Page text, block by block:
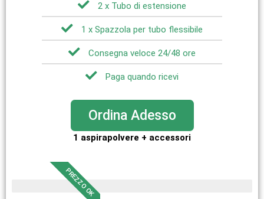
2 x Tubo di estensione
1 x Spazzola per tubo flessibile
Consegna veloce 24/48 ore
Paga quando ricevi
Ordina Adesso
1 aspirapolvere + accessori
PREZZO OK
pezzi limitati in magazzino